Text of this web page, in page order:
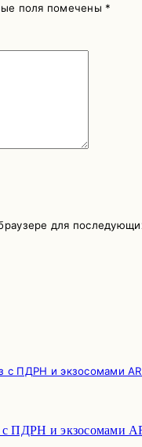
поля помечены *
для
с ПДРН и экзосомами